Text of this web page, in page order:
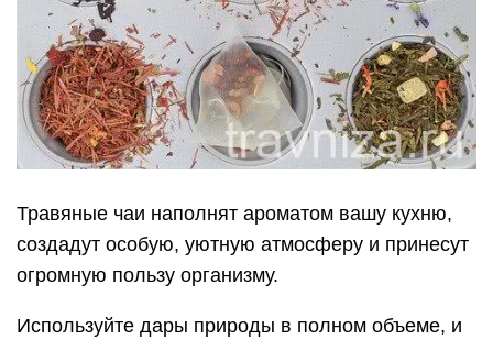
Травяные чаи наполнят ароматом вашу кухню,
создадут особую, уютную атмосферу и принесут
огромную пользу организму.
Используйте дары природы в полном объеме, и